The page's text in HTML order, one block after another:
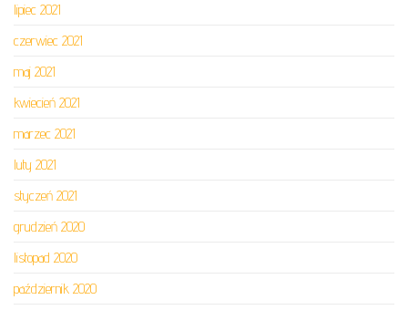
lipiec 2021
czerwiec 2021
maj 2021
kwiecień 2021
marzec 2021
luty 2021
styczeń 2021
grudzień 2020
listopad 2020
październik 2020